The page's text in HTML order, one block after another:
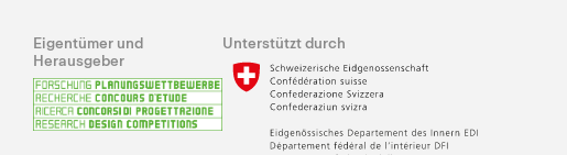
Eigentümer und
Herausgeber
Unterstützt durch